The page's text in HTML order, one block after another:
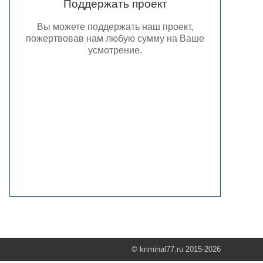
Поддержать проект
Вы можете поддержать наш проект,
пожертвовав нам любую сумму на Ваше
усмотрение.
© kriminal77.ru 2015-2026